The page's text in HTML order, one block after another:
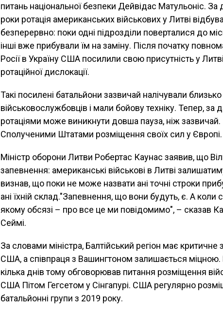
питань національної безпеки Дейвідас Матульоніс. За
роки ротація американських військових у Литві
безперервно: поки одні підрозділи поверталися до
інші вже прибували їм на заміну. Після початку
Росії в Україну США посилили свою присутність у
ротаційної дислокації.
Такі посилені батальйони зазвичай налічували
військовослужбовців і мали бойову техніку. Тепер,
ротаціями може виникнути довша пауза, ніж
Сполученими Штатами розміщення своїх сил у Європі.
Міністр оборони Литви Робертас Каунас заявив, що
запевнення: американські військові в Литві
визнав, що поки не може назвати ані точні строки
ані їхній склад."Запевнення, що вони будуть, є. А коли
якому обсязі – про все це ми повідомимо", – сказав
Сеймі.
За словами міністра, Балтійський регіон має
США, а співпраця з Вашингтоном залишається міцною.
кілька днів тому обговорював питання розміщення
США Пітом Гегсетом у Сінгапурі. США регулярно
батальйонні групи з 2019 року.